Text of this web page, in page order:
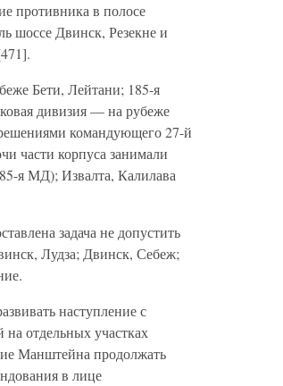
противника в полосе
шоссе Двинск, Резекне и
Бети, Лейтани; 185-я
дивизия — на рубеже
командующего 27-й
части корпуса занимали
я МД); Извалта, Калилава
задача не допустить
Лудза; Двинск, Себеж;
наступление с
отдельных участках
Манштейна продолжать
в лице